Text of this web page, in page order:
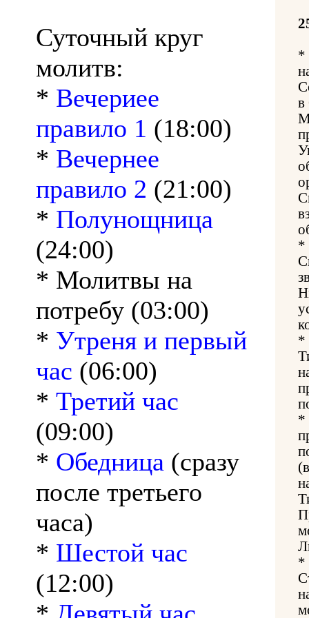
Суточный круг
молитв:
* Вечериее
правило 1 (18:00)
* Вечернее
правило 2 (21:00)
* Полунощница
(24:00)
* Молитвы на
потребу (03:00)
* Утреня и первый
час (06:00)
* Третий час
(09:00)
* Обедница (сразу
после третьего
часа)
* Шестой час
(12:00)
*
в
*
*
*
*